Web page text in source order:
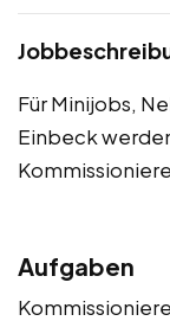
Für Minijobs,
Einbeck
Aufgaben